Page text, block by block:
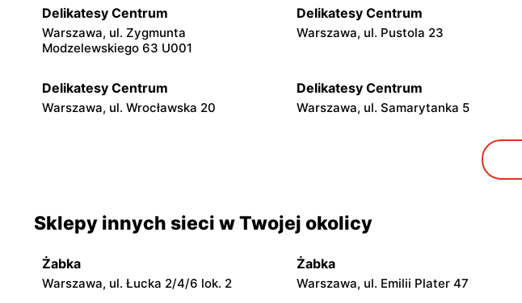
Delikatesy Centrum
Warszawa, ul. Zygmunta
Modzelewskiego 63 U001
Delikatesy Centrum
Warszawa, ul. Pustola 23
Delikatesy Centrum
Warszawa, ul. Wrocławska 20
Delikatesy Centrum
Warszawa, ul. Samarytanka 5
Warszawa, ul. Franciszka Kawy 44
Warszawa, ul. Dzieci Warszawy 40a Warszawa, ul. Starodęby 8
Delikatesy Centrum
Warszawa, ul. Myśliborska 114
Delikatesy Centrum
Reguły, ul. Regulska 49 lok.2
Sklepy innych sieci w Twojej okolicy
Żabka
Warszawa, ul. Łucka 2/4/6 lok. 2
Żabka
Warszawa, ul. Emilii Plater 47